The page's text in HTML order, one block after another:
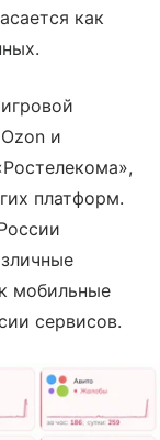
как
и
платформ.
мобильные
сервисов.